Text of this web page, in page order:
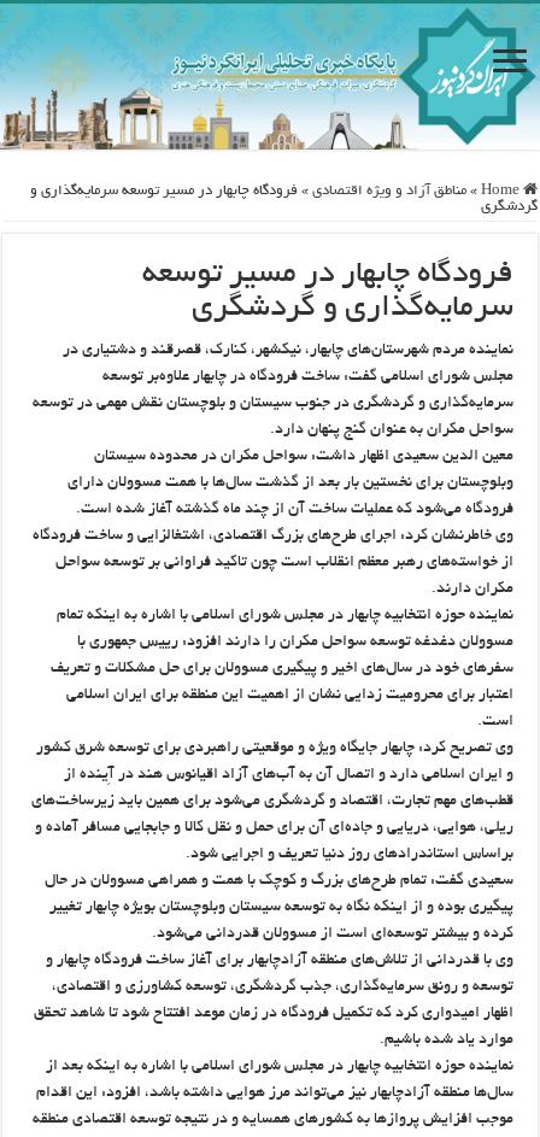
Home
» مناطق آزاد و ویژه اقتصادی » فرودگاه چابهار در مسیر توسعه سرمایه‌گذاری و
گردشگری
فرودگاه چابهار در مسیر توسعه
سرمایه‌گذاری و گردشگری
نماینده مردم شهرستان‌های چابهار، نیکشهر، کنارک، قصرقند و دشتیاری در
مجلس شورای اسلامی گفت: ساخت فرودگاه در چابهار علاوه‌بر توسعه
سرمایه‌گذاری و گردشگری در جنوب سیستان و بلوچستان نقش مهمی در توسعه
سواحل مکران به عنوان گنج پنهان دارد.
معین الدین سعیدی اظهار داشت: سواحل مکران در محدوده سیستان
وبلوچستان برای نخستین بار بعد از گذشت سال‌ها با همت مسوولان دارای
فرودگاه می‌شود که عملیات ساخت آن از چند ماه گذشته آغاز شده است.
وی خاطرنشان کرد: اجرای طرح‌های بزرگ اقتصادی، اشتغالزایی و ساخت فرودگاه
از خواسته‌های رهبر معظم انقلاب است چون تاکید فراوانی بر توسعه سواحل
مکران دارند.
نماینده حوزه انتخابیه چابهار در مجلس شورای اسلامی با اشاره به اینکه تمام
مسوولان دغدغه توسعه سواحل مکران را دارند افزود: رییس جمهوری با
سفرهای خود در سال‌های اخیر و پیگیری مسوولان برای حل مشکلات و تعریف
اعتبار برای محرومیت زدایی نشان از اهمیت این منطقه برای ایران اسلامی
است.
وی تصریح کرد: چابهار جایگاه ویژه و موقعیتی راهبردی برای توسعه شرق کشور
و ایران اسلامی دارد و اتصال آن به آب‌های آزاد اقیانوس هند در آِینده از
قطب‌های مهم تجارت، اقتصاد و گردشگری می‌شود برای همین باید زیرساخت‌های
ریلی، هوایی، دریایی و جاده‌ای آن برای حمل و نقل کالا و جابجایی مسافر آماده و
براساس استاندرادهای روز دنیا تعریف و اجرایی شود.
سعیدی گفت: تمام طرح‌های بزرگ و کوچک با همت و همراهی مسوولان در حال
پیگیری بوده و از اینکه نگاه به توسعه سیستان وبلوچستان بویژه چابهار تغییر
کرده و بیشتر توسعه‌ای است از مسوولان قدردانی می‌شود.
وی با قدردانی از تلاش‌های منطقه آزادچابهار برای آغاز ساخت فرودگاه چابهار و
توسعه و رونق سرمایه‌گذاری، جذب گردشگری، توسعه کشاورزی و اقتصادی،
اظهار امیدواری کرد که تکمیل فرودگاه در زمان موعد افتتاح شود تا شاهد تحقق
موارد یاد شده باشیم.
نماینده حوزه انتخابیه چابهار در مجلس شورای اسلامی با اشاره به اینکه بعد از
سال‌ها منطقه آزادچابهار نیز می‌تواند مرز هوایی داشته باشد، افزود: این اقدام
موجب افزایش پروازها به کشورهای همسایه و در نتیجه توسعه اقتصادی منطقه